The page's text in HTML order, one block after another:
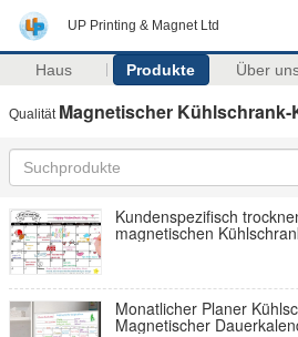
UP Printing & Magnet Ltd
Haus Produkte Über
Qualität Magnetischer Kühlschrank-
Kundenspezifisch
magnetischen
Monatlicher Planer
Magnetischer